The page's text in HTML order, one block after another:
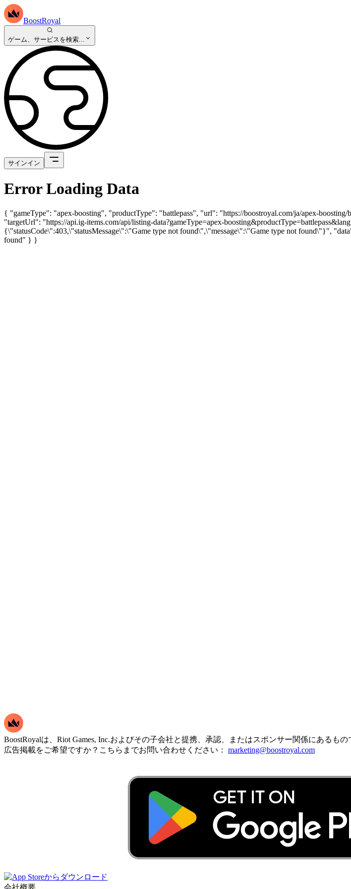
BoostRoyal
ゲーム、サービスを検索...
サインイン
Error Loading Data
{ "gameType": "apex-boosting", "productType": "battlepass", "url": "https://boostroyal.com/ja/apex-
"targetUrl": "https://api.ig-items.com/api/listing-data?gameType=apex-
{\"statusCode\":403,\"statusMessage\":\"Game type not found\",\"message\":\"Game type not found\"}",
found" } }
BoostRoyalは、Riot Games, Inc.およびその子会社と提携、承認、またはスポンサー関係にあるも
広告掲載をご希望ですか？こちらまでお問い合わせください： marketing@boostroyal.com
会社概要